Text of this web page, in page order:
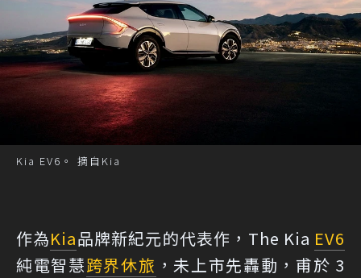
Kia EV6。 摘自Kia
作為Kia品牌新紀元的代表作，The Kia EV6
純電智慧跨界休旅 ，未上市先轟動，甫於 3